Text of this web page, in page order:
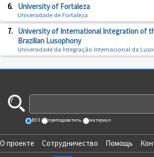
6. University of Fortaleza
Universidade de Fortaleza
7. University of International Integration of
Brazilian Lusophony
Universidade da Integração Internacional da
ВУЗ преподаватель материал
О проекте Сотрудничество Помощь